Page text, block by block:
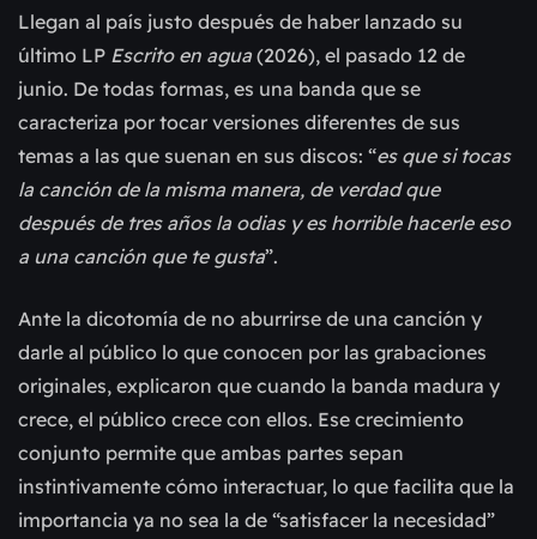
Llegan al país justo después de haber lanzado su
último LP Escrito en agua (2026), el pasado 12 de
junio. De todas formas, es una banda que se
caracteriza por tocar versiones diferentes de sus
temas a las que suenan en sus discos: “es que si tocas
la canción de la misma manera, de verdad que
después de tres años la odias y es horrible hacerle eso
a una canción que te gusta”.
Ante la dicotomía de no aburrirse de una canción y
darle al público lo que conocen por las grabaciones
originales, explicaron que cuando la banda madura y
crece, el público crece con ellos. Ese crecimiento
conjunto permite que ambas partes sepan
instintivamente cómo interactuar, lo que facilita que la
importancia ya no sea la de “satisfacer la necesidad”